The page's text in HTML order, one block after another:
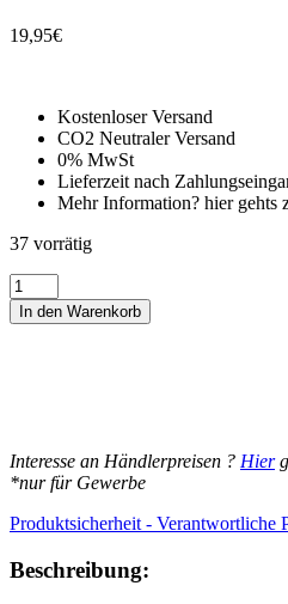
19,95€
Kostenloser Versand
CO2 Neutraler Versand
0% MwSt
Lieferzeit nach
Mehr Information? hier gehts
37 vorrätig
MiniRail
Set
mit
flexible
Solarmodul-
Montage
auf
Menge
In den Warenkorb
Interesse an Händlerpreisen ? Hier
*nur für Gewerbe
Produktsicherheit - Verantwortliche
Beschreibung: